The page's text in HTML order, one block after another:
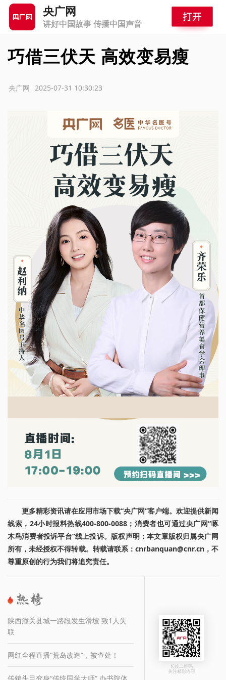
央广网
讲好中国故事 传播中国声音
巧借三伏天 高效变易瘦
2025-07-31 10:30:23
央广网
更多精彩资讯请在应用市场下载“央广网”客户端。欢迎提供新闻
线索，24小时报料热线400-800-0088；消费者也可通过央广网“啄
木鸟消费者投诉平台”线上投诉。版权声明：本文章版权归属央广网
所有，未经授权不得转载。转载请联系：cnrbanquan@cnr.cn，不
尊重原创的行为我们将追究责任。
陕西潼关县城一路段发生滑坡 致1人失
联
网红全程直播“荒岛改造”，被查处！
传销头目变身“传统国学大师” 办书院体
长按二维码
关注精彩内容